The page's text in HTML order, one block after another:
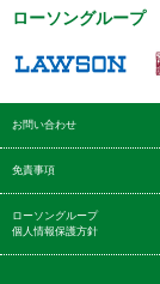
ローソングループ
お問い合わせ
免責事項
ローソングループ
個人情報保護方針